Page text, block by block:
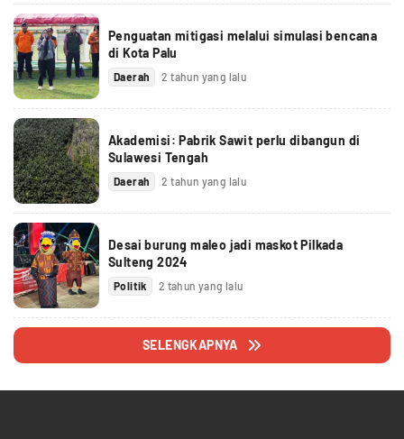
Penguatan mitigasi melalui simulasi bencana
di Kota Palu
Daerah 2 tahun yang lalu
Akademisi: Pabrik Sawit perlu dibangun di
Sulawesi Tengah
Daerah 2 tahun yang lalu
Desai burung maleo jadi maskot Pilkada
Sulteng 2024
Politik 2 tahun yang lalu
SELENGKAPNYA